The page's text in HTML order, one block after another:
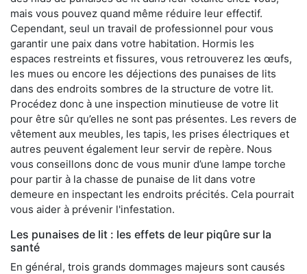
mais vous pouvez quand même réduire leur effectif.
Cependant, seul un travail de professionnel pour vous
garantir une paix dans votre habitation. Hormis les
espaces restreints et fissures, vous retrouverez les œufs,
les mues ou encore les déjections des punaises de lits
dans des endroits sombres de la structure de votre lit.
Procédez donc à une inspection minutieuse de votre lit
pour être sûr qu’elles ne sont pas présentes. Les revers de
vêtement aux meubles, les tapis, les prises électriques et
autres peuvent également leur servir de repère. Nous
vous conseillons donc de vous munir d’une lampe torche
pour partir à la chasse de punaise de lit dans votre
demeure en inspectant les endroits précités. Cela pourrait
vous aider à prévenir l'infestation.
Les punaises de lit : les effets de leur piqûre sur la
santé
En général, trois grands dommages majeurs sont causés